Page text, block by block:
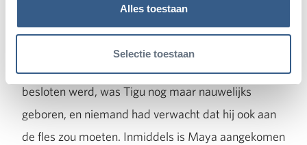
Alles toestaan
Selectie toestaan
verzorgers als bij de Arnhemse orangs al ervaring is
met deze methode heeft daarbij een belangrijke rol
gespeeld. Toen over de toekomst van Maya
besloten werd, was Tigu nog maar nauwelijks
geboren, en niemand had verwacht dat hij ook aan
de fles zou moeten. Inmiddels is Maya aangekomen